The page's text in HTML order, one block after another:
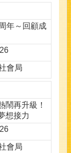
年～回顧成
會局
鬧再升級！
想接力
會局